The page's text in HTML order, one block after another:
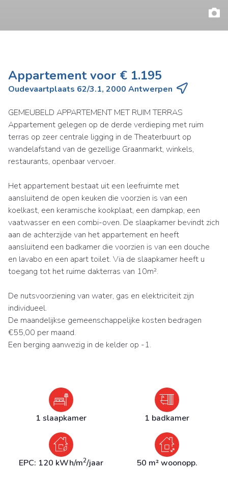
Appartement voor € 1.195
Oudevaartplaats 62/3.1, 2000 Antwerpen
GEMEUBELD APPARTEMENT MET RUIM TERRAS
Appartement gelegen op de derde verdieping met ruim
terras op zeer centrale ligging in de Theaterbuurt op
wandelafstand van de gezellige Graanmarkt, winkels,
restaurants, openbaar vervoer.
Het appartement bestaat uit een leefruimte met
aansluitend de open keuken die voorzien is van een
koelkast, een keramische kookplaat, een dampkap, een
vaatwasser en een combi-oven. De slaapkamer bevindt zich
aan de achterzijde van het appartement en heeft
aansluitend een badkamer die voorzien is van een douche
en lavabo en een apart toilet. Via de slaapkamer heeft u
toegang tot het ruime dakterras van 10m².
De nutsvoorziening van water, gas en elektriciteit zijn
individueel.
De maandelijkse gemeenschappelijke kosten bedragen
€55,00 per maand.
Een berging aanwezig in de kelder op -1.
1 slaapkamer 1 badkamer
EPC: 120 kWh/m2/jaar 50 m² woonopp.